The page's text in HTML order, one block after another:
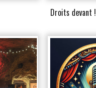
Droits devant !